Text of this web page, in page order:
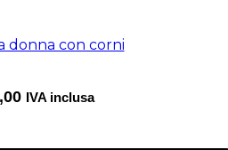
donna con corni
IVA inclusa